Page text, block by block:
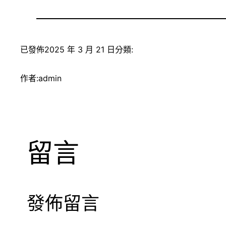
已發佈2025 年 3 月 21 日 分類:
作者:admin
留言
發佈留言